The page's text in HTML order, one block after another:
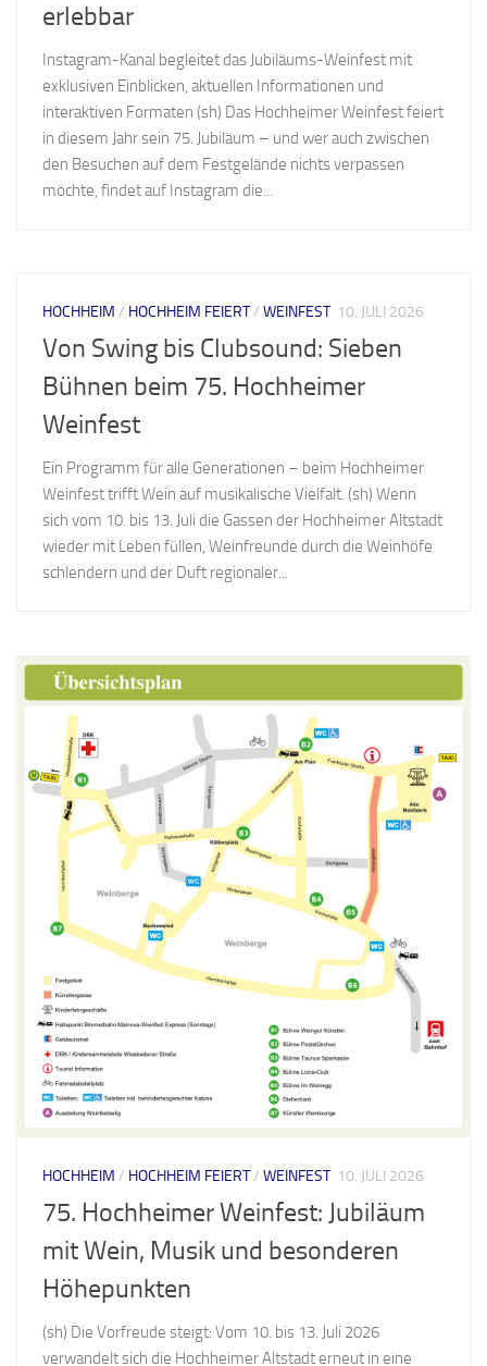
erlebbar
Instagram-Kanal begleitet das Jubiläums-Weinfest mit
exklusiven Einblicken, aktuellen Informationen und
interaktiven Formaten (sh) Das Hochheimer Weinfest feiert
in diesem Jahr sein 75. Jubiläum – und wer auch zwischen
den Besuchen auf dem Festgelände nichts verpassen
möchte, findet auf Instagram die...
HOCHHEIM / HOCHHEIM FEIERT/ WEINFEST 10. JULI 2026
Von Swing bis Clubsound: Sieben
Bühnen beim 75. Hochheimer
Weinfest
Ein Programm für alle Generationen – beim Hochheimer
Weinfest trifft Wein auf musikalische Vielfalt. (sh) Wenn
sich vom 10. bis 13. Juli die Gassen der Hochheimer Altstadt
wieder mit Leben füllen, Weinfreunde durch die Weinhöfe
schlendern und der Duft regionaler...
HOCHHEIM / HOCHHEIM FEIERT/ WEINFEST 10. JULI 2026
75. Hochheimer Weinfest: Jubiläum
mit Wein, Musik und besonderen
Höhepunkten
(sh) Die Vorfreude steigt: Vom 10. bis 13. Juli 2026
verwandelt sich die Hochheimer Altstadt erneut in eine